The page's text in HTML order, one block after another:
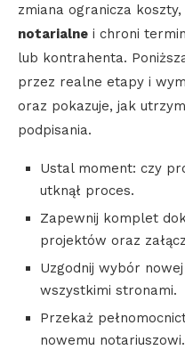
zmiana ogranicza
notarialne i chroni
lub kontrahenta.
przez realne etapy i
oraz pokazuje, jak
podpisania.
Ustal moment: czy
utknął proces.
Zapewnij komplet
projektów oraz
Uzgodnij wybór nowej
wszystkimi stronami.
Przekaż
nowemu notariuszowi.